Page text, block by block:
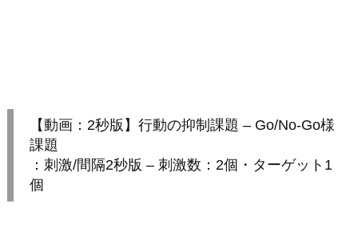
【動画：2秒版】行動の抑制課題 – Go/No-Go様
課題
：刺激/間隔2秒版 – 刺激数：2個・ターゲット1
個